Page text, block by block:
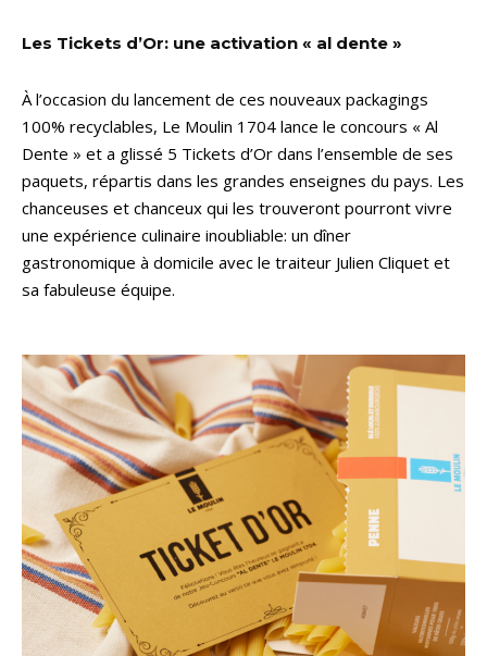
Les Tickets d’Or: une activation « al dente »
À l’occasion du lancement de ces nouveaux packagings
100% recyclables, Le Moulin 1704 lance le concours « Al
Dente » et a glissé 5 Tickets d’Or dans l’ensemble de ses
paquets, répartis dans les grandes enseignes du pays. Les
chanceuses et chanceux qui les trouveront pourront vivre
une expérience culinaire inoubliable: un dîner
gastronomique à domicile avec le traiteur Julien Cliquet et
sa fabuleuse équipe.